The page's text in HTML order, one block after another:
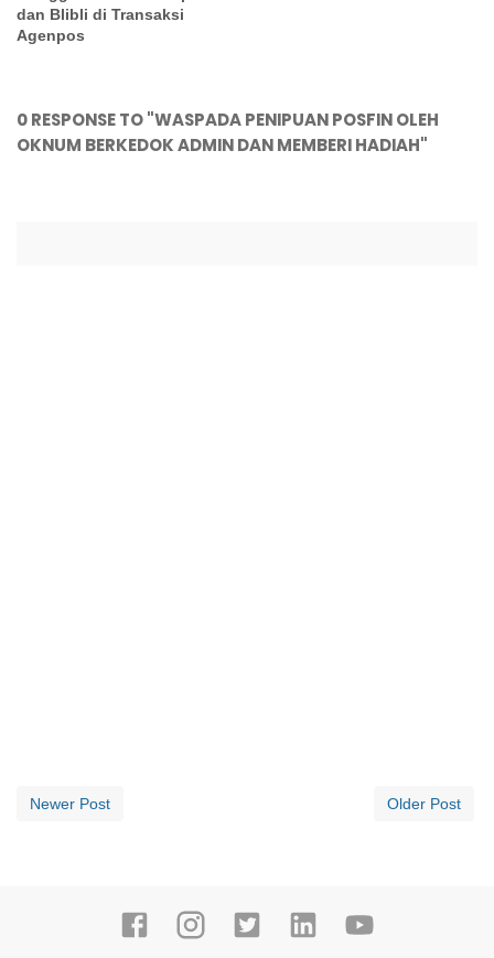
dan Blibli di Transaksi
Agenpos
0 RESPONSE TO "WASPADA PENIPUAN POSFIN OLEH
OKNUM BERKEDOK ADMIN DAN MEMBERI HADIAH"
Newer Post Older Post